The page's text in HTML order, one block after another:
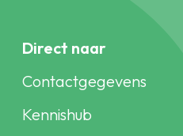
Direct naar
Contactgegevens
Kennishub